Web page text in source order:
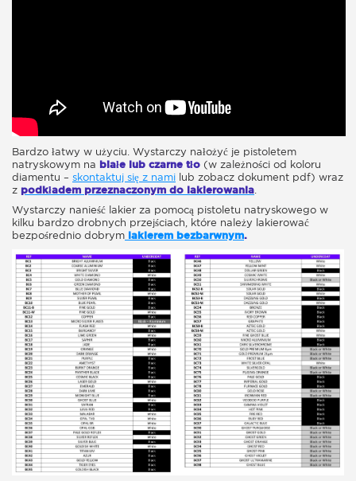
Bardzo łatwy w użyciu. Wystarczy nałożyć je pistoletem
natryskowym na białe lub czarne tło (w zależności od koloru
diamentu – skontaktuj się z nami lub zobacz dokument pdf) wraz
z podkładem przeznaczonym do lakierowania.
Wystarczy nanieść lakier za pomocą pistoletu natryskowego w
kilku bardzo drobnych przejściach, które należy lakierować
bezpośrednio dobrym lakierem bezbarwnym.